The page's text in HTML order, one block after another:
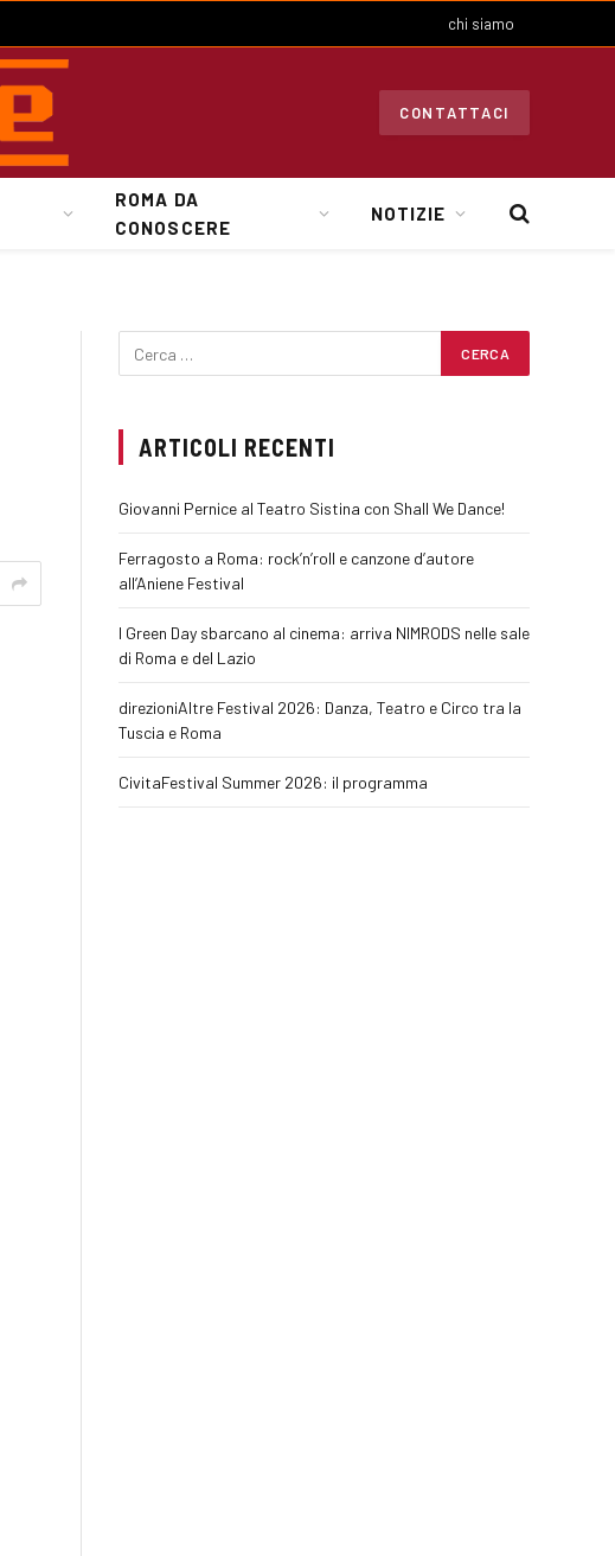
chi siamo
CONTATTACI
ROMA DA
CONOSCERE
NOTIZIE
ARTICOLI RECENTI
Giovanni Pernice al Teatro Sistina con Shall We Dance!
Ferragosto a Roma: rock’n’roll e canzone d’autore
all’Aniene Festival
I Green Day sbarcano al cinema: arriva NIMRODS nelle sale
di Roma e del Lazio
direzioniAltre Festival 2026: Danza, Teatro e Circo tra la
Tuscia e Roma
CivitaFestival Summer 2026: il programma